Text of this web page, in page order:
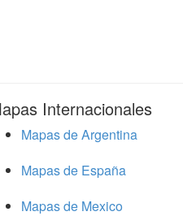
Internacionales
Mapas de Argentina
Mapas de España
Mapas de Mexico